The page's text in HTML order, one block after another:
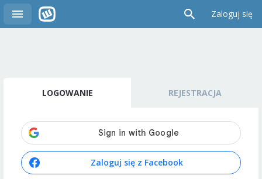
Zaloguj się
LOGOWANIE REJESTRACJA
Zaloguj się z Facebook